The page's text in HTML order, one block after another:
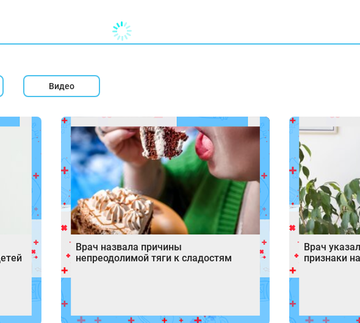
Видео
Врач назвала причины
непреодолимой тяги к сладостям
Врач
признаки